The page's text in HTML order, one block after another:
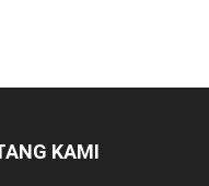
KAMI